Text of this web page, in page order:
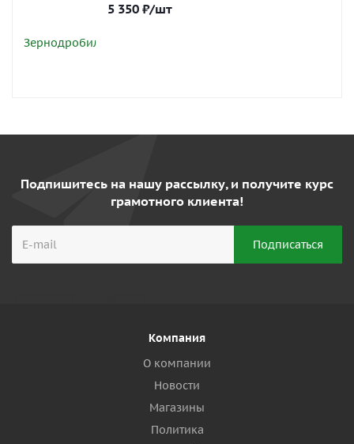
5 350 ₽/шт
Подпишитесь на нашу рассылку, и получите курс
грамотного клиента!
Компания
О компании
Новости
Магазины
Политика